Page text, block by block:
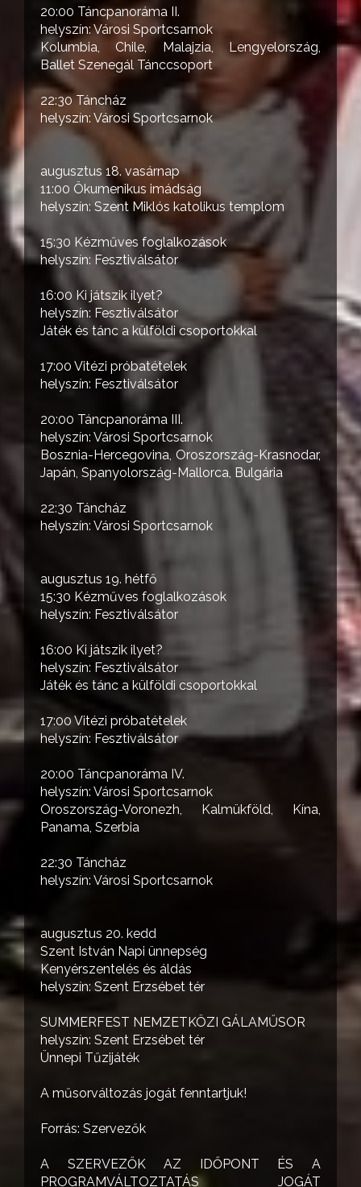
20:00 Táncpanoráma II.
helyszín: Városi Sportcsarnok
Kolumbia, Chile, Malajzia, Lengyelország,
Ballet Szenegál Tánccsoport
22:30 Táncház
helyszín: Városi Sportcsarnok
augusztus 18. vasárnap
11:00 Ökumenikus imádság
helyszín: Szent Miklós katolikus templom
15:30 Kézműves foglalkozások
helyszín: Fesztiválsátor
16:00 Ki játszik ilyet?
helyszín: Fesztiválsátor
Játék és tánc a külföldi csoportokkal
17:00 Vitézi próbatételek
helyszín: Fesztiválsátor
20:00 Táncpanoráma III.
helyszín: Városi Sportcsarnok
Bosznia-Hercegovina, Oroszország-Krasnodar,
Japán, Spanyolország-Mallorca, Bulgária
22:30 Táncház
helyszín: Városi Sportcsarnok
augusztus 19. hétfő
15:30 Kézműves foglalkozások
helyszín: Fesztiválsátor
16:00 Ki játszik ilyet?
helyszín: Fesztiválsátor
Játék és tánc a külföldi csoportokkal
17:00 Vitézi próbatételek
helyszín: Fesztiválsátor
20:00 Táncpanoráma IV.
helyszín: Városi Sportcsarnok
Oroszország-Voronezh, Kalmükföld, Kína,
Panama, Szerbia
22:30 Táncház
helyszín: Városi Sportcsarnok
augusztus 20. kedd
Szent István Napi ünnepség
Kenyérszentelés és áldás
helyszín: Szent Erzsébet tér
SUMMERFEST NEMZETKÖZI GÁLAMŰSOR
helyszín: Szent Erzsébet tér
Ünnepi Tűzijáték
A műsorváltozás jogát fenntartjuk!
Forrás: Szervezők
A SZERVEZŐK AZ IDŐPONT ÉS A
PROGRAMVÁLTOZTATÁS JOGÁT